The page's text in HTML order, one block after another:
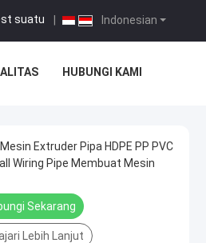
Indonesian
suatu
HUBUNGI KAMI
Extruder Pipa HDPE PP PVC
Wiring Pipe Membuat Mesin
Sekarang
Lebih Lanjut